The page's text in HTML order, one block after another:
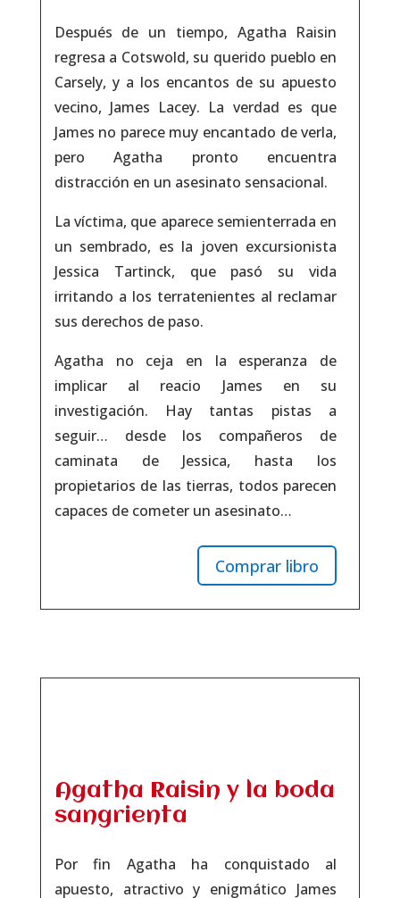
Después de un tiempo, Agatha Raisin
regresa a Cotswold, su querido pueblo en
Carsely, y a los encantos de su apuesto
vecino, James Lacey. La verdad es que
James no parece muy encantado de verla,
pero Agatha pronto encuentra
distracción en un asesinato sensacional.
La víctima, que aparece semienterrada en
un sembrado, es la joven excursionista
Jessica Tartinck, que pasó su vida
irritando a los terratenientes al reclamar
sus derechos de paso.
Agatha no ceja en la esperanza de
implicar al reacio James en su
investigación. Hay tantas pistas a
seguir… desde los compañeros de
caminata de Jessica, hasta los
propietarios de las tierras, todos parecen
capaces de cometer un asesinato…
Comprar libro
Agatha Raisin y la boda
sangrienta
Por fin Agatha ha conquistado al
apuesto, atractivo y enigmático James